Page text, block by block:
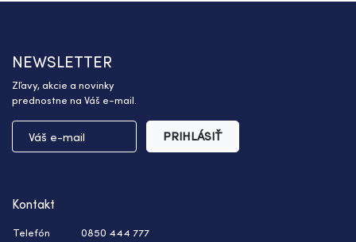
NEWSLETTER
Zľavy, akcie a novinky
prednostne na Váš e-mail.
PRIHLÁSIŤ
Kontakt
Telefón
0850 444 777